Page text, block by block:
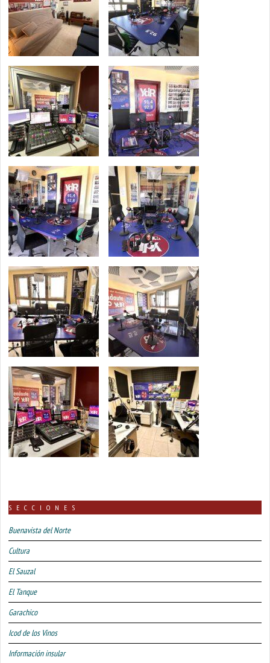
SECCIONES
Buenavista del Norte
Cultura
El Sauzal
El Tanque
Garachico
Icod de los Vinos
Información insular